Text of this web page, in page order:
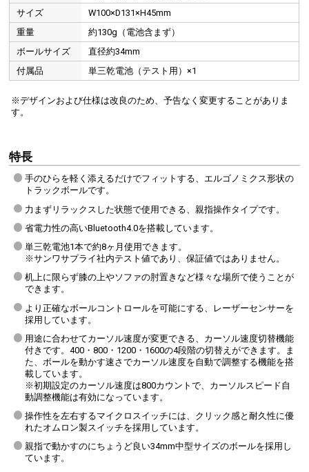
不具合がなく極めて高いレベルの操作感を実現します。 カウント数を4段階に切り
操作性を左右するマイクロスイッチには、クリック感と耐久性に優れた
オムロン製スイッチを採用しています。
サイズ
W100×D131×H45mm
重量
約130g（電池含まず）
ボールサイズ
直径約34mm
付属品
単三乾電池（テスト用）×1
※デザインおよび仕様は改良のため、予告なく変更することがありま
す。
特長
手のひらを軽く添えるだけでフィットする、エルゴノミクス形状の
トラックボールです。
力まずリラックスした状態で使用できる、親指操作タイプです。
省電力性の高いBluetooth4.0を搭載しています。
単三乾電池1本で約8ヶ月使用できます。
※サンワサプライ社内テスト値であり、保証値ではありません。
机上に限らず膝の上やソファの肘置きなど様々な場所で使うことが
できます。
より正確なボールコントロールを可能にする、レーザーセンサーを
採用しています。
用途に合わせてカーソル速度が変更できる、カーソル速度切替機能
付きです。400・800・1200・1600の4段階の切替えができます。ま
た、ボールを動かす速さでカーソル速度を自動で調整する機能を搭
載しています。
※初期設定のカーソル速度は800カウントで、カーソルスピード自
動調整機能は有効になっています。
操作性を左右するマイクロスイッチには、クリック感と耐久性に優
れたオムロン製スイッチを採用しています。
親指で動かすのにちょうど良い34mm中型サイズのボールを採用し
ています。